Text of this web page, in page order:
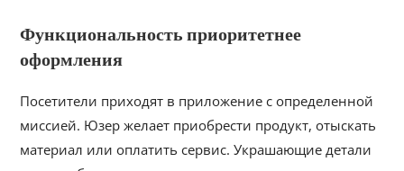
Функциональность приоритетнее
оформления
Посетители приходят в приложение с определенной
миссией. Юзер желает приобрести продукт, отыскать
материал или оплатить сервис. Украшающие детали